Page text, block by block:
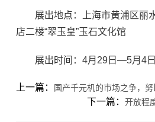
展出地点：上海市黄浦区丽
店二楼“翠玉皇”玉石文化馆
展出时间：4月29日—5月4日
上一篇： 国产千元机的市场之争，
下一篇：开放程